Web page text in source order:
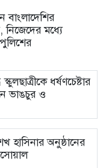
বাংলাদেশির
মধ্যে
পুলিশের
ধর্ষণচেষ্টার
ভাঙচুর ও
হাসিনার অনুষ্ঠানের